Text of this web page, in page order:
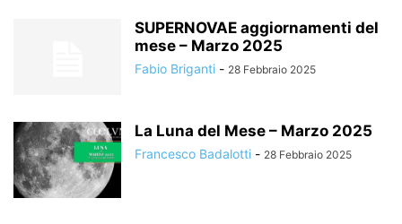
SUPERNOVAE aggiornamenti del
mese – Marzo 2025
Fabio Briganti - 28 Febbraio 2025
La Luna del Mese – Marzo 2025
Francesco Badalotti - 28 Febbraio 2025